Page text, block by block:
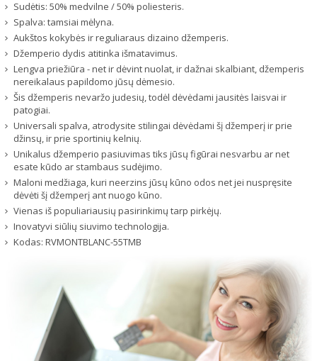
Sudėtis: 50% medvilne / 50% poliesteris.
Spalva: tamsiai mėlyna.
Aukštos kokybės ir reguliaraus dizaino džemperis.
Džemperio dydis atitinka išmatavimus.
Lengva priežiūra - net ir dėvint nuolat, ir dažnai skalbiant, džemperis
nereikalaus papildomo jūsų dėmesio.
Šis džemperis nevaržo judesių, todėl dėvėdami jausitės laisvai ir
patogiai.
Universali spalva, atrodysite stilingai dėvėdami šį džemperį ir prie
džinsų, ir prie sportinių kelnių.
Unikalus džemperio pasiuvimas tiks jūsų figūrai nesvarbu ar net
esate kūdo ar stambaus sudėjimo.
Maloni medžiaga, kuri neerzins jūsų kūno odos net jei nuspręsite
dėvėti šį džemperį ant nuogo kūno.
Vienas iš populiariausių pasirinkimų tarp pirkėjų.
Inovatyvi siūlių siuvimo technologija.
Kodas: RVMONTBLANC-55TMB